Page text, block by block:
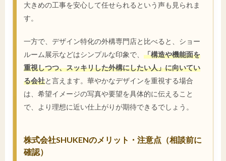
大きめの工事を安心して任せられるという声も見られま
す。
一方で、デザイン特化の外構専門店と比べると、ショー
ルーム展示などはシンプルな印象で、 「構造や機能面を
重視しつつ、スッキリした外構にしたい人」に向いてい
る会社と言えます。華やかなデザインを重視する場合
は、希望イメージの写真や要望を具体的に伝えること
で、より理想に近い仕上がりが期待できるでしょう。
株式会社SHUKENのメリット・注意点（相談前に
確認）